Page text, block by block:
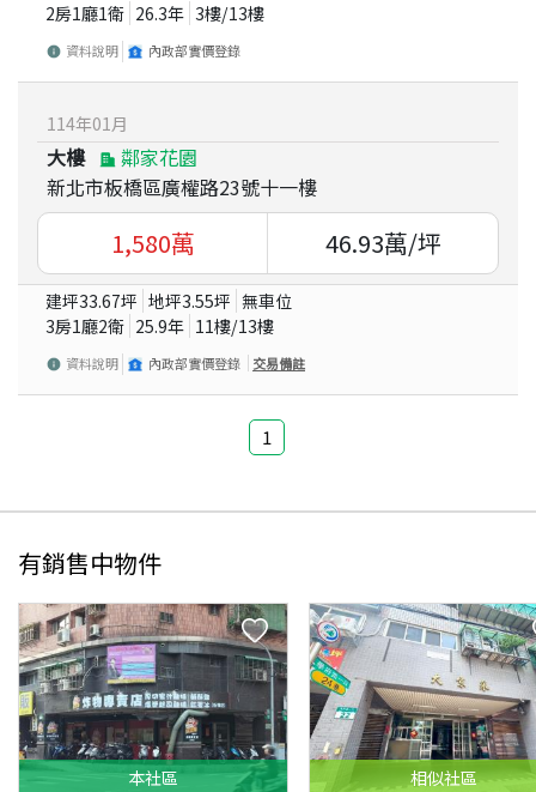
2房1廳1衛 26.3年 3樓/13樓
資料說明 內政部實價登錄
114年01月
大樓
鄰家花園
新北市板橋區廣權路23號十一樓
1,580萬 46.93萬/坪
建坪33.67坪 地坪3.55坪 無車位
3房1廳2衛 25.9年 11樓/13樓
資料說明 內政部實價登錄 交易備註
1
有銷售中物件
本社區 相似社區